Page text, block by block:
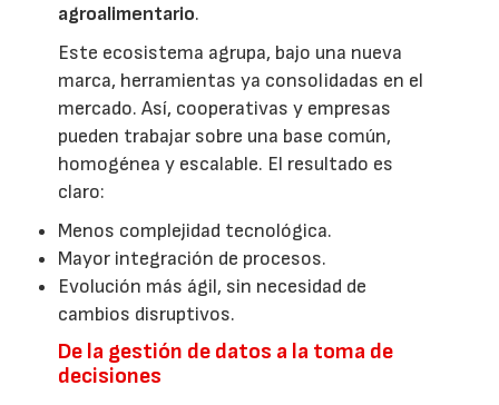
agroalimentario.
Este ecosistema agrupa, bajo una nueva
marca, herramientas ya consolidadas en el
mercado. Así, cooperativas y empresas
pueden trabajar sobre una base común,
homogénea y escalable. El resultado es
claro:
Menos complejidad tecnológica.
Mayor integración de procesos.
Evolución más ágil, sin necesidad de
cambios disruptivos.
De la gestión de datos a la toma de
decisiones